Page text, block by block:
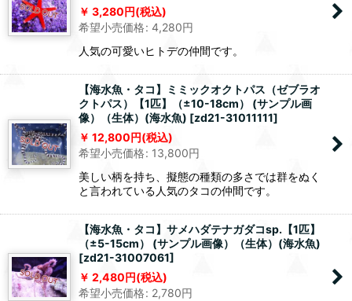
3,280円(税込)
希望小売価格: 4,280円
人気の可愛いヒトデの仲間です。
【海水魚・タコ】ミミックオクトパス（ゼブラオ
クトパス）【1匹】（±10-18cm） (サンプル画
像）（生体）(海水魚) [zd21-31011111]
12,800円(税込)
希望小売価格: 13,800円
美しい柄を持ち、擬態の種類の多さでは群をぬく
と言われている人気のタコの仲間です。
【海水魚・タコ】サメハダテナガダコsp.【1匹】
（±5-15cm） (サンプル画像）（生体）(海水魚)
[zd21-31007061]
2,480円(税込)
希望小売価格: 2,780円